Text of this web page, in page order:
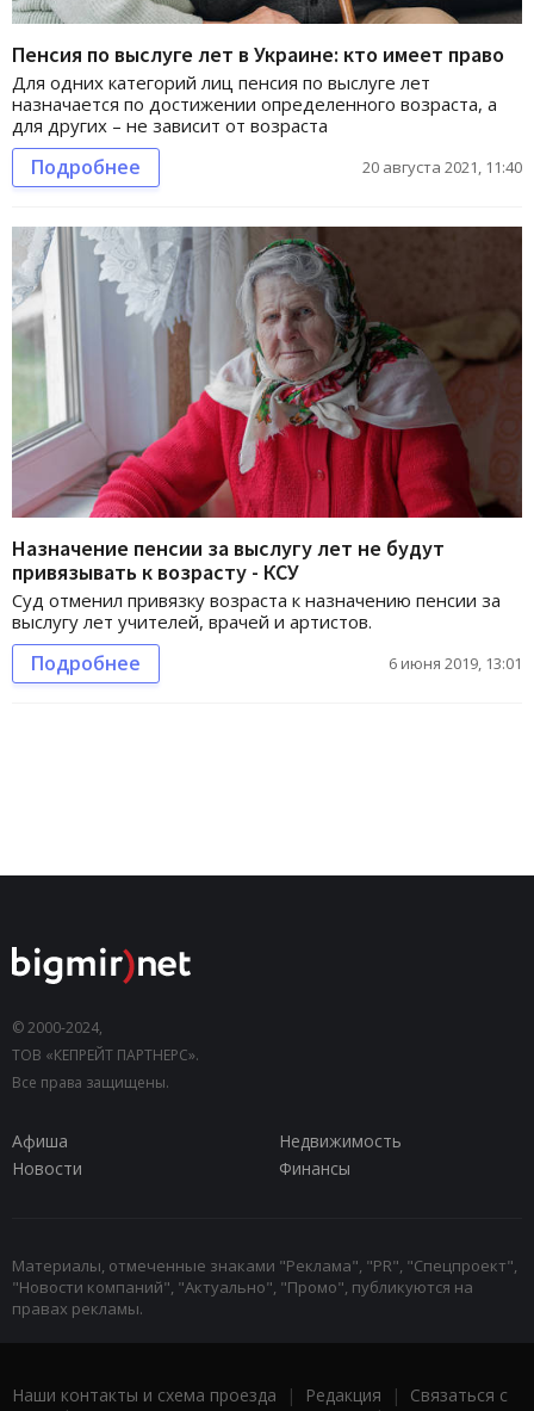
Пенсия по выслуге лет в Украине: кто имеет право
Для одних категорий лиц пенсия по выслуге лет
назначается по достижении определенного возраста, а
для других – не зависит от возраста
Подробнее 20 августа 2021, 11:40
Назначение пенсии за выслугу лет не будут
привязывать к возрасту - КСУ
Суд отменил привязку возраста к назначению пенсии за
выслугу лет учителей, врачей и артистов.
Подробнее 6 июня 2019, 13:01
© 2000-2024,
ТОВ «КЕПРЕЙТ ПАРТНЕРС».
Все права защищены.
Афиша
Недвижимость
Новости
Финансы
Материалы, отмеченные знаками "Реклама", "PR", "Спецпроект",
"Новости компаний", "Актуально", "Промо", публикуются на
правах рекламы.
Наши контакты и схема проезда | Редакция | Связаться с